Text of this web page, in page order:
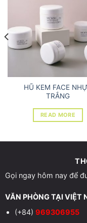
HŨ KEM FACE
TRẮNG
READ MORE
Gọi ngay hôm nay để
VĂN PHÒNG TẠI VIỆT
(+84) 969306955